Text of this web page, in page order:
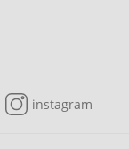
instagram